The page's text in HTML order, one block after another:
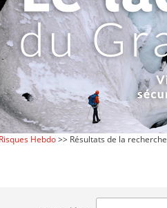
Risques Hebdo>> Résultats de la recherche